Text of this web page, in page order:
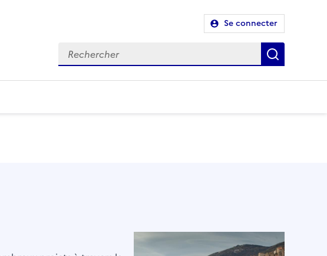
Se connecter